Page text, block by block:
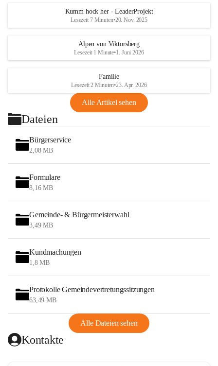
Kumm hock her - LeaderProjekt
Lesezeit 7 Minuten•20. Nov. 2025
Alpen von Viktorsberg
Lesezeit 1 Minute•1. Juni 2026
Familie
Lesezeit 2 Minuten•23. Apr. 2026
Alle Artikel sehen
Dateien
Bürgerservice
2,08 MB
Formulare
8,16 MB
Gemeinde- & Bürgermeisterwahl
3,49 MB
Kundmachungen
1,8 MB
Protokolle Gemeindevertretungssitzungen
63,49 MB
Alle Dateien sehen
Kontakte